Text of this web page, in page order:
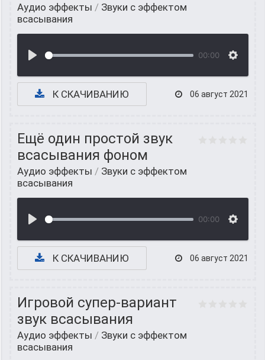
Аудио эффекты / Звуки с эффектом
всасывания
00:00
К СКАЧИВАНИЮ 06 август 2021
Ещё один простой звук
всасывания фоном
Аудио эффекты / Звуки с эффектом
всасывания
00:00
К СКАЧИВАНИЮ 06 август 2021
Игровой супер-вариант
звук всасывания
Аудио эффекты / Звуки с эффектом
всасывания